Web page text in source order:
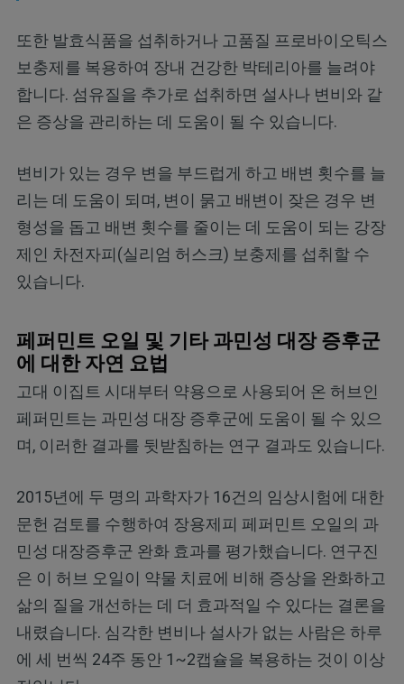
또한 발효식품을 섭취하거나 고품질 프로바이오틱스
보충제를 복용하여 장내 건강한 박테리아를 늘려야
합니다. 섬유질을 추가로 섭취하면 설사나 변비와 같
은 증상을 관리하는 데 도움이 될 수 있습니다.
변비가 있는 경우 변을 부드럽게 하고 배변 횟수를 늘
리는 데 도움이 되며, 변이 묽고 배변이 잦은 경우 변
형성을 돕고 배변 횟수를 줄이는 데 도움이 되는 강장
제인 차전자피(실리엄 허스크) 보충제를 섭취할 수
있습니다.
페퍼민트 오일 및 기타 과민성 대장 증후군
에 대한 자연 요법
고대 이집트 시대부터 약용으로 사용되어 온 허브인
페퍼민트는 과민성 대장 증후군에 도움이 될 수 있으
며, 이러한 결과를 뒷받침하는 연구 결과도 있습니다.
2015년에 두 명의 과학자가 16건의 임상시험에 대한
문헌 검토를 수행하여 장용제피 페퍼민트 오일의 과
민성 대장증후군 완화 효과를 평가했습니다. 연구진
은 이 허브 오일이 약물 치료에 비해 증상을 완화하고
삶의 질을 개선하는 데 더 효과적일 수 있다는 결론을
내렸습니다. 심각한 변비나 설사가 없는 사람은 하루
에 세 번씩 24주 동안 1~2캡슐을 복용하는 것이 이상